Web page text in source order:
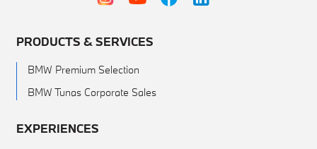
PRODUCTS & SERVICES
BMW Premium Selection
BMW Tunas Corporate Sales
EXPERIENCES